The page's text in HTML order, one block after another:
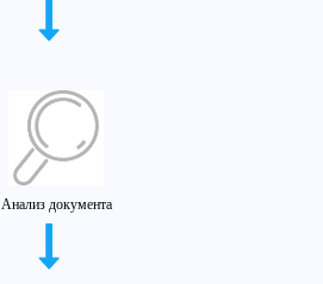
Анализ документа